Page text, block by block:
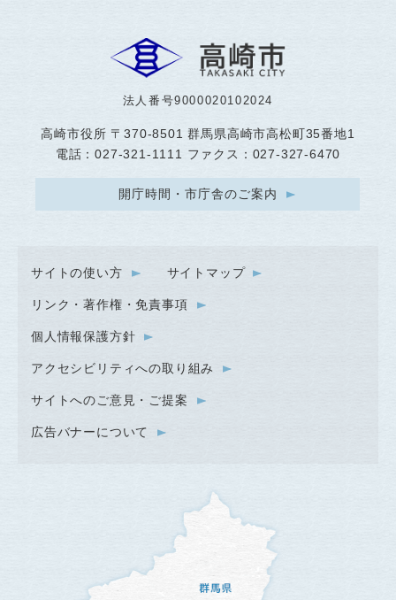
法人番号9000020102024
高崎市役所 〒370-8501 群馬県高崎市高松町35番地1
電話：027-321-1111 ファクス：027-327-6470
開庁時間・市庁舎のご案内
サイトの使い方 サイトマップ
リンク・著作権・免責事項
個人情報保護方針
アクセシビリティへの取り組み
サイトへのご意見・ご提案
広告バナーについて